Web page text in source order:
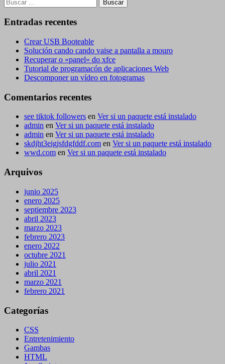
Entradas recentes
Crear USB Booteable
Solución cando cando vaise a pantalla a mouro
Recuperar o «panel» do xfce
Tutorial de programacón de aplicaciones Web
Descomponer un vídeo en fotogramas
Comentarios recentes
see tiktok followers en Ver si un paquete está instalado
admin en Ver si un paquete está instalado
admin en Ver si un paquete está instalado
skdjht3eigjsfdgfddf.com en Ver si un paquete está instalado
wwd.com en Ver si un paquete está instalado
Arquivos
junio 2025
enero 2025
septiembre 2023
abril 2023
marzo 2023
febrero 2023
enero 2022
octubre 2021
julio 2021
abril 2021
marzo 2021
febrero 2021
Categorías
CSS
Entretenimiento
Gambas
HTML